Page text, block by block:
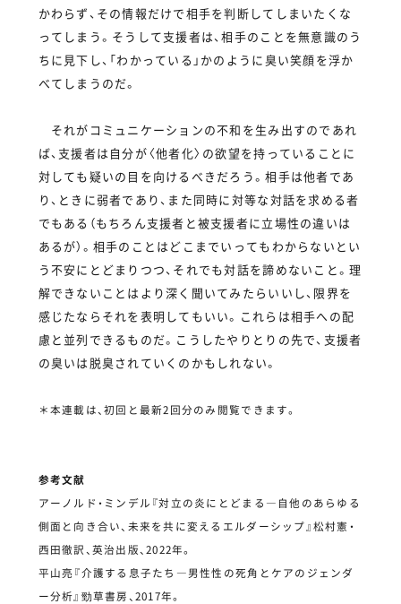
かわらず、その情報だけで相手を判断してしまいたくな
ってしまう。そうして支援者は、相手のことを無意識のう
ちに見下し、「わかっている」かのように臭い笑顔を浮か
べてしまうのだ。
それがコミュニケーションの不和を生み出すのであれ
ば、支援者は自分が〈他者化〉の欲望を持っていることに
対しても疑いの目を向けるべきだろう。相手は他者であ
り、ときに弱者であり、また同時に対等な対話を求める者
でもある（もちろん支援者と被支援者に立場性の違いは
あるが）。相手のことはどこまでいってもわからないとい
う不安にとどまりつつ、それでも対話を諦めないこと。理
解できないことはより深く聞いてみたらいいし、限界を
感じたならそれを表明してもいい。これらは相手への配
慮と並列できるものだ。こうしたやりとりの先で、支援者
の臭いは脱臭されていくのかもしれない。
＊本連載は、初回と最新2回分のみ閲覧できます。
参考文献
アーノルド・ミンデル『対立の炎にとどまる―自他のあらゆる
側面と向き合い、未来を共に変えるエルダーシップ』松村憲・
西田徹訳、英治出版、2022年。
平山亮『介護する息子たち―男性性の死角とケアのジェンダ
ー分析』勁草書房、2017年。